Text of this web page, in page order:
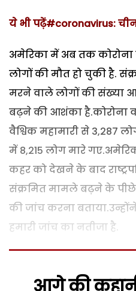
ये भी पढ़ें#coronavirus:
अमेरिका में अब तक कोरोना
लोगों की मौत हो चुकी है.
मरने वाले लोगों की संख्या
बढ़ने की आशंका है.कोरोना
वैश्विक महामारी से 3,287
में 8,215 लोग मारे
कहर को देखने के बाद
संक्रमित मामले बढ़ने के पीछे
की जांच करना
हमारी जांच का नतीजा है.
आगे की